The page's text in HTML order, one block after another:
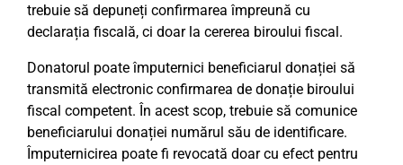
trebuie să depuneți confirmarea împreună cu
declarația fiscală, ci doar la cererea biroului fiscal.
Donatorul poate împuternici beneficiarul donației să
transmită electronic confirmarea de donație biroului
fiscal competent. În acest scop, trebuie să comunice
beneficiarului donației numărul său de identificare.
Împuternicirea poate fi revocată doar cu efect pentru